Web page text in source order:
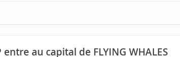
entre au capital de FLYING WHALES